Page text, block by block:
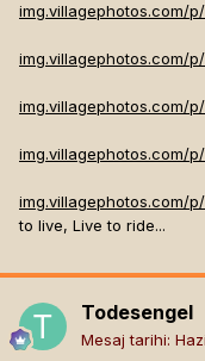
img.villagephotos.com/
img.villagephotos.com/
img.villagephotos.com/
img.villagephotos.com/
img.villagephotos.com/
to live, Live to ride...
Todesengel
Mesaj tarihi: